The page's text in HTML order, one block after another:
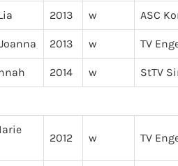
2013 w ASC
2013 w TV
2014 w StTV
2012 w TV